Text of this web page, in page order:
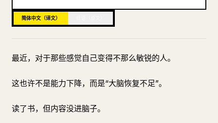
更新
它是头脑敏锐的人在暗中使用的恢复策略。
简体中文（译文）
最近，对于那些感觉自己变得不那么敏锐的人。
这也许不是能力下降，而是“大脑恢复不足”。
读了书，但内容没进脑子。